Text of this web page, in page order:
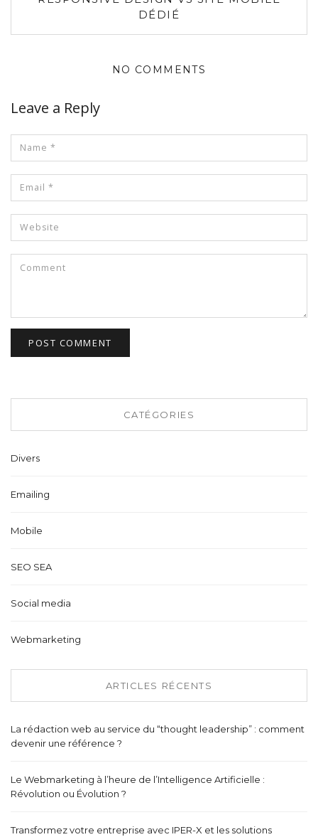
DÉDIÉ
NO COMMENTS
Leave a Reply
CATÉGORIES
Divers
Emailing
Mobile
SEO SEA
Social media
Webmarketing
ARTICLES RÉCENTS
La rédaction web au service du “thought leadership” : comment
devenir une référence ?
Le Webmarketing à l’heure de l’Intelligence Artificielle :
Révolution ou Évolution ?
Transformez votre entreprise avec IPER-X et les solutions